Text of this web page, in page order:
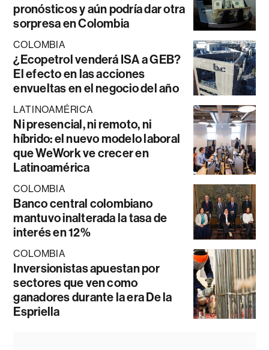
pronósticos y aún podría dar otra
sorpresa en Colombia
COLOMBIA
¿Ecopetrol venderá ISA a GEB?
El efecto en las acciones
envueltas en el negocio del año
LATINOAMÉRICA
Ni presencial, ni remoto, ni
híbrido: el nuevo modelo laboral
que WeWork ve crecer en
Latinoamérica
COLOMBIA
Banco central colombiano
mantuvo inalterada la tasa de
interés en 12%
COLOMBIA
Inversionistas apuestan por
sectores que ven como
ganadores durante la era De la
Espriella